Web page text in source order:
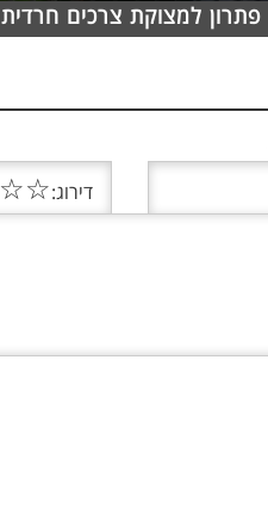
פתרון למצוקת צרכים חרדית
דירוג:☆
☆